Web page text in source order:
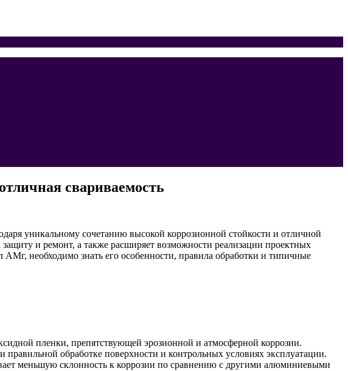
свариваемость
уникальному сочетанию высокой коррозионной стойкости и отличной
и ремонт, а также расширяет возможности реализации проектных
необходимо знать его особенности, правила обработки и типичные
пленки, препятствующей эрозионной и атмосферной коррозии.
обработке поверхности и контрольных условиях эксплуатации.
меньшую склонность к коррозии по сравнению с другими алюминиевыми